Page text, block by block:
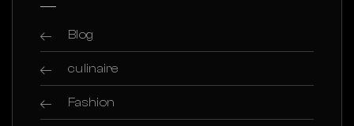
Blog
culinaire
Fashion